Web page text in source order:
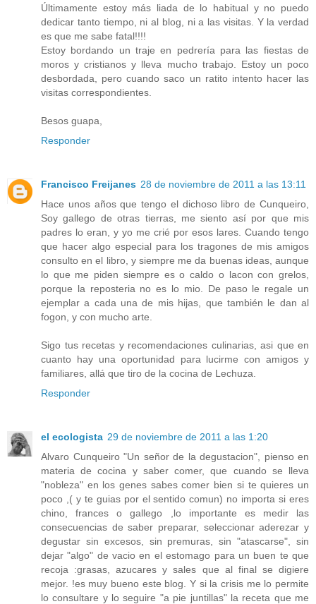
Últimamente estoy más liada de lo habitual y no puedo
dedicar tanto tiempo, ni al blog, ni a las visitas. Y la verdad
es que me sabe fatal!!!!
Estoy bordando un traje en pedrería para las fiestas de
moros y cristianos y lleva mucho trabajo. Estoy un poco
desbordada, pero cuando saco un ratito intento hacer las
visitas correspondientes.
Besos guapa,
Responder
Francisco Freijanes 28 de noviembre de 2011 a las 13:11
Hace unos años que tengo el dichoso libro de Cunqueiro,
Soy gallego de otras tierras, me siento así por que mis
padres lo eran, y yo me crié por esos lares. Cuando tengo
que hacer algo especial para los tragones de mis amigos
consulto en el libro, y siempre me da buenas ideas, aunque
lo que me piden siempre es o caldo o lacon con grelos,
porque la reposteria no es lo mio. De paso le regale un
ejemplar a cada una de mis hijas, que también le dan al
fogon, y con mucho arte.
Sigo tus recetas y recomendaciones culinarias, asi que en
cuanto hay una oportunidad para lucirme con amigos y
familiares, allá que tiro de la cocina de Lechuza.
Responder
el ecologista 29 de noviembre de 2011 a las 1:20
Alvaro Cunqueiro "Un señor de la degustacion", pienso en
materia de cocina y saber comer, que cuando se lleva
"nobleza" en los genes sabes comer bien si te quieres un
poco ,( y te guias por el sentido comun) no importa si eres
chino, frances o gallego ,lo importante es medir las
consecuencias de saber preparar, seleccionar aderezar y
degustar sin excesos, sin premuras, sin "atascarse", sin
dejar "algo" de vacio en el estomago para un buen te que
recoja :grasas, azucares y sales que al final se digiere
mejor. !es muy bueno este blog. Y si la crisis me lo permite
lo consultare y lo seguire "a pie juntillas" la receta que me